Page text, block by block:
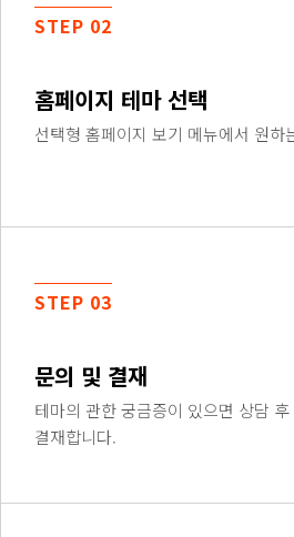
STEP 02
홈페이지 테마 선택
선택형 홈페이지 보기 메뉴에서 원하
STEP 03
문의 및 결재
테마의 관한 궁금증이 있으면 상담
결재합니다.